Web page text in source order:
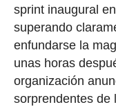
sprint inaugural
superando
enfundarse la
unas horas
organización
sorprendentes de